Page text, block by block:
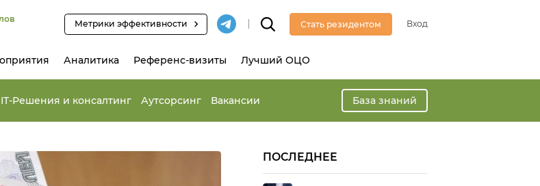
Метрики эффективности Стать резидентом Вход
Аналитика Референс-визиты Лучший ОЦО
IT-Решения и консалтинг Аутсорсинг Вакансии База знаний
ПОСЛЕДНЕЕ